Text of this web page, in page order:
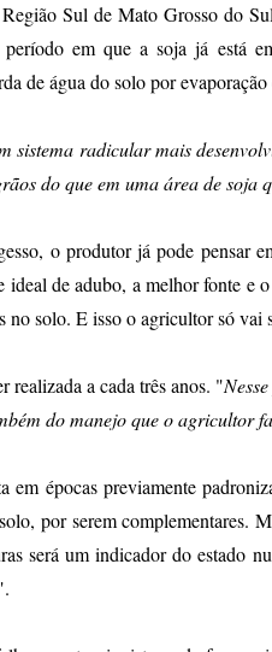
Sul de Mato Grosso do
em que a soja já está
de água do solo por
sistema radicular mais
do que em uma área de soja
o produtor já pode pensar
ideal de adubo, a melhor fonte e
solo. E isso o agricultor só vai
realizada a cada três anos. "
do manejo que o agricultor
em épocas previamente
por serem complementares.
será um indicador do estado